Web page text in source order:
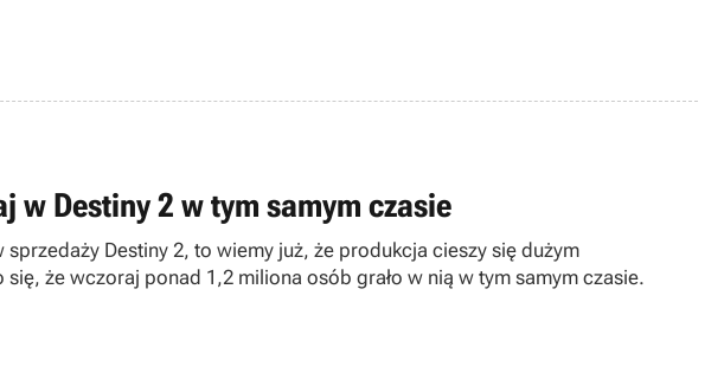
w Destiny 2 w tym samym czasie
Destiny 2, to wiemy już, że produkcja cieszy się dużym
że wczoraj ponad 1,2 miliona osób grało w nią w tym samym czasie.